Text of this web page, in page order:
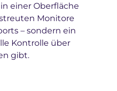
einer Oberfläche
Monitore
– sondern ein
Kontrolle über
gibt.